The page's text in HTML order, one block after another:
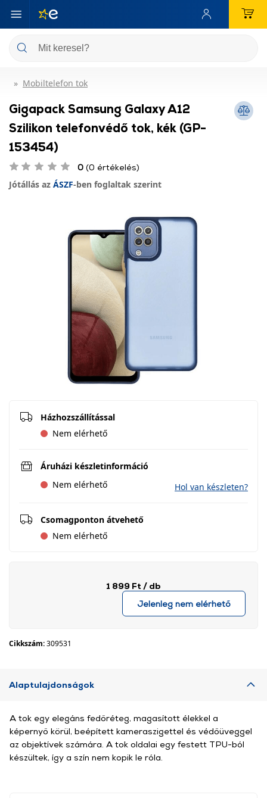
Mobiltelefon tok
Gigapack Samsung Galaxy A12
Szilikon telefonvédő tok, kék (GP-
153454)
0 (0 értékelés)
Jótállás az ÁSZF-ben foglaltak szerint
Házhozszállítással
Nem elérhető
Áruházi készletinformáció
Nem elérhető
Hol van készleten?
Csomagponton átvehető
Nem elérhető
1 899 Ft / db
Jelenleg nem elérhető
Cikkszám:309531
Alaptulajdonságok
A tok egy elegáns fedőréteg, magasított élekkel a
képernyő körül, beépített kameraszigettel és védőüveggel
az objektívek számára. A tok oldalai egy festett TPU-ból
készültek, így a szín nem kopik le róla.